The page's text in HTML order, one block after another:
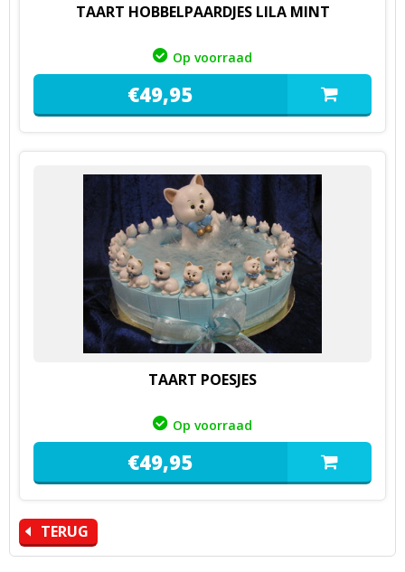
TAART HOBBELPAARDJES LILA MINT
Op voorraad
€49,95
TAART POESJES
Op voorraad
€49,95
TERUG